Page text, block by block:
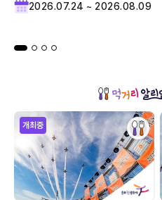
2026.07.24 ~ 2026.08.09
개최중